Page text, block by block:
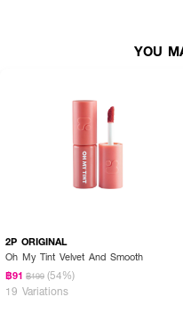
YOU
2P ORIGINAL
Oh My Tint Velvet And Smooth
฿91 ฿199 (54%)
19 Variations